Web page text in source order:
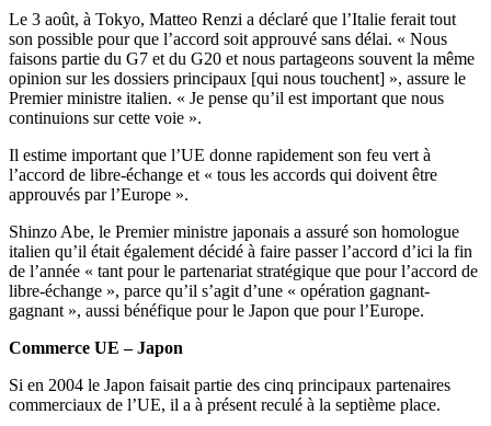
Le 3 août, à Tokyo, Matteo Renzi a déclaré que l’Italie ferait tout
son possible pour que l’accord soit approuvé sans délai. « Nous
faisons partie du G7 et du G20 et nous partageons souvent la même
opinion sur les dossiers principaux [qui nous touchent] », assure le
Premier ministre italien. « Je pense qu’il est important que nous
continuions sur cette voie ».
Il estime important que l’UE donne rapidement son feu vert à
l’accord de libre-échange et « tous les accords qui doivent être
approuvés par l’Europe ».
Shinzo Abe, le Premier ministre japonais a assuré son homologue
italien qu’il était également décidé à faire passer l’accord d’ici la fin
de l’année « tant pour le partenariat stratégique que pour l’accord de
libre-échange », parce qu’il s’agit d’une « opération gagnant-
gagnant », aussi bénéfique pour le Japon que pour l’Europe.
Commerce UE – Japon
Si en 2004 le Japon faisait partie des cinq principaux partenaires
commerciaux de l’UE, il a à présent reculé à la septième place.